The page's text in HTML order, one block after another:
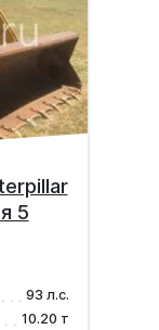
5
93 л.с.
10.20 т